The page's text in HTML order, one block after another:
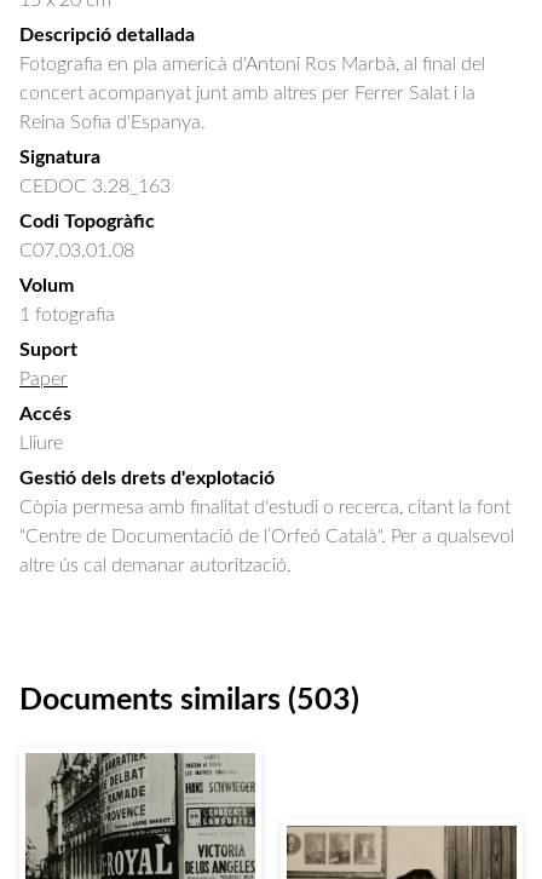
Descripció detallada
Fotografia en pla americà d'Antoni Ros Marbà, al final del
concert acompanyat junt amb altres per Ferrer Salat i la
Reina Sofia d'Espanya.
Signatura
CEDOC 3.28_163
Codi Topogràfic
C07.03.01.08
Volum
1 fotografia
Suport
Paper
Accés
Lliure
Gestió dels drets d'explotació
Còpia permesa amb finalitat d'estudi o recerca, citant la font
"Centre de Documentació de l’Orfeó Català". Per a qualsevol
altre ús cal demanar autorització.
Documents similars (503)